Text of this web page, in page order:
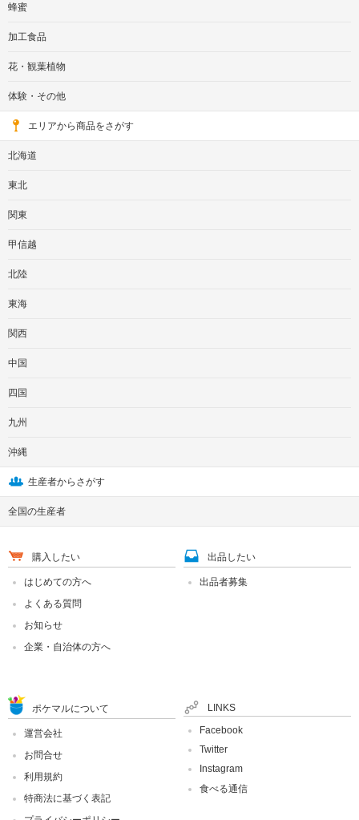
蜂蜜
加工食品
花・観葉植物
体験・その他
エリアから商品をさがす
北海道
東北
関東
甲信越
北陸
東海
関西
中国
四国
九州
沖縄
生産者からさがす
全国の生産者
購入したい
はじめての方へ
よくある質問
お知らせ
企業・自治体の方へ
出品したい
出品者募集
ポケマルについて
運営会社
お問合せ
利用規約
特商法に基づく表記
LINKS
Facebook
Twitter
Instagram
食べる通信